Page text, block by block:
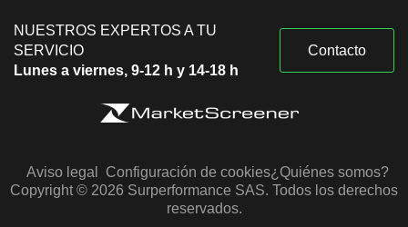
NUESTROS EXPERTOS A TU
SERVICIO
Lunes a viernes, 9-12 h y 14-18 h
Contacto
Aviso legal Configuración de cookies¿Quiénes somos?
Copyright © 2026 Surperformance SAS. Todos los derechos
reservados.